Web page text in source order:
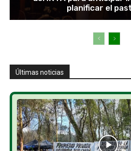
planificar el
Últimas noticias